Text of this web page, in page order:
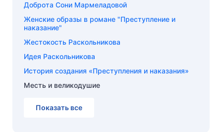
Доброта Сони Мармеладовой
Женские образы в романе "Преступление и
наказание"
Жестокость Раскольникова
Идея Раскольникова
История создания «Преступления и наказания»
Месть и великодушие
Показать все